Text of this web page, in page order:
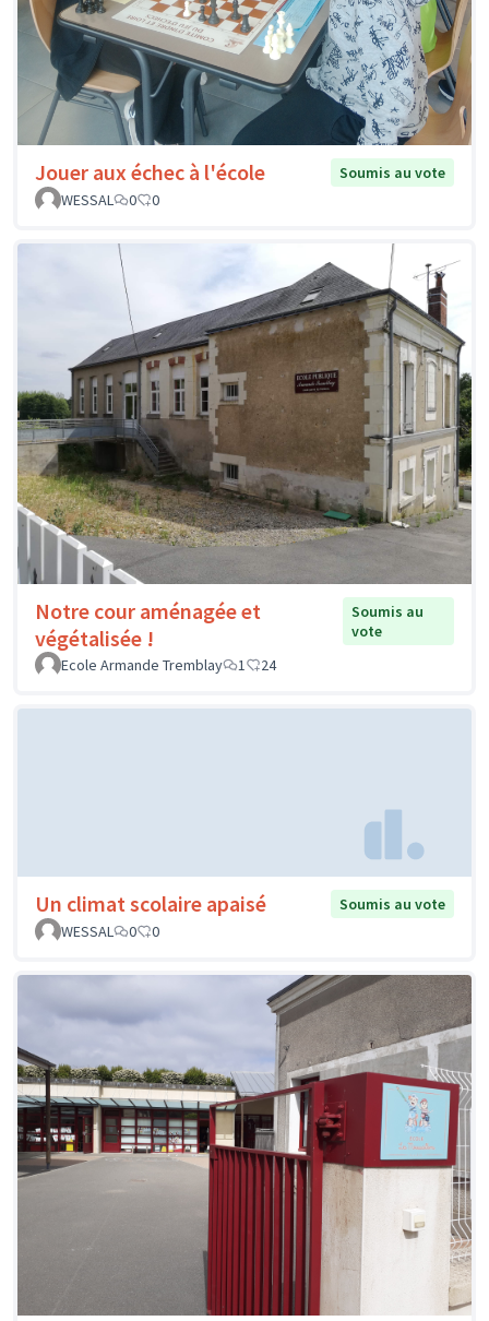
Jouer aux échec à l'école
Soumis au vote
WESSAL
0 0
Notre cour aménagée et
végétalisée !
Soumis au
vote
Ecole Armande Tremblay
1 24
Un climat scolaire apaisé
Soumis au vote
WESSAL
0 0